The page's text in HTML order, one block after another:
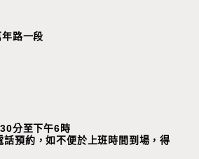
路一段
分至下午6時
話預約，如不便於上班時間到場，得